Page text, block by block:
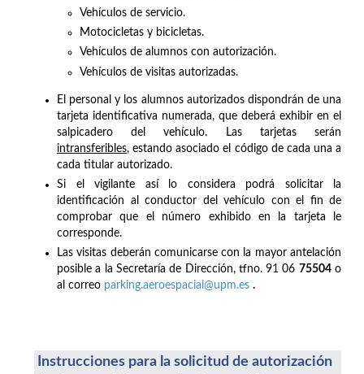
Vehículos de servicio.
Motocicletas y bicicletas.
Vehículos de alumnos con autorización.
Vehículos de visitas autorizadas.
El personal y los alumnos autorizados dispondrán de una
tarjeta identificativa numerada, que deberá exhibir en el
salpicadero del vehículo. Las tarjetas serán
intransferibles, estando asociado el código de cada una a
cada titular autorizado.
Si el vigilante así lo considera podrá solicitar la
identificación al conductor del vehículo con el fin de
comprobar que el número exhibido en la tarjeta le
corresponde.
Las visitas deberán comunicarse con la mayor antelación
posible a la Secretaría de Dirección, tfno. 91 06 75504o
al correo parking.aeroespacial@upm.es .
Instrucciones para la solicitud de autorización